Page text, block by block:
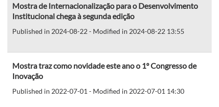
Mostra de Internacionalização para o Desenvolvimento
Institucional chega à segunda edição
Published in 2024-08-22 - Modified in 2024-08-22 13:55
Mostra traz como novidade este ano o 1º Congresso de
Inovação
Published in 2022-07-01 - Modified in 2022-07-01 14:30